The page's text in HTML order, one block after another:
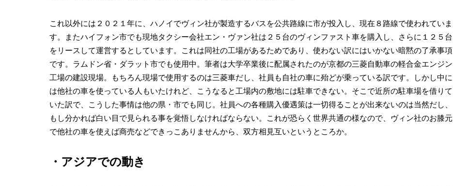
これ以外には２０２１年に、ハノイでヴィン社が製造するバスを公共路線に市が投入し、現在８路線で使われていま
す。またハイフォン市でも現地タクシー会社エン・ヴァン社は２５台のヴィンファスト車を購入し、さらに１２５台
をリースして運営するとしています。これは同社の工場があるためであり、使わない訳にはいかない暗黙の了承事項
です。ラムドン省・ダラット市でも使用中。筆者は大学卒業後に配属されたのが京都の三菱自動車の軽合金エンジン
工場の建設現場。もちろん現場で使用するのは三菱車だし、社員も自社の車に殆どが乗っている訳です。しかし中に
は他社の車を使っている人もいたけれど、こうなると工場内の敷地には駐車できない。そこで近所の駐車場を借りて
いた訳で、こうした事情は他の県・市でも同じ。社員への各種購入優遇策は一切得ることが出来ないのは当然だし、
もし分かれば白い目で見られる事を覚悟しなければならない。これが恐らく世界共通の様なので、ヴィン社のお膝元
で他社の車を使えば商売などできっこありませんから、双方相見互いというところか。
・アジアでの動き